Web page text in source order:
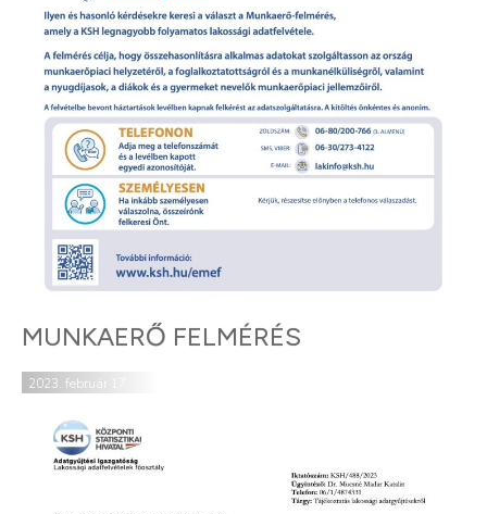
MUNKAERŐ FELMÉRÉS
2023. február 17.